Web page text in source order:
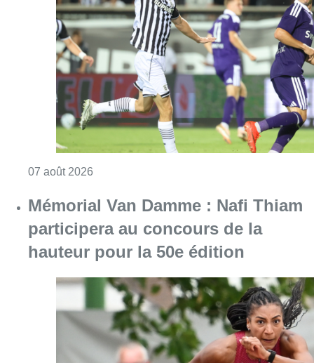
Mémorial Van Damme : Nafi Thiam
participera au concours de la
hauteur pour la 50e édition
06 août 2026 Consulter l'article "Mémorial Van Damme :